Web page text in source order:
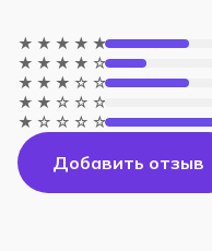
★★★★★
★★★★☆
★★★☆☆
★★☆☆☆
★☆☆☆☆
Добавить отзыв